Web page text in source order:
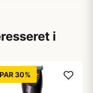
i
30%